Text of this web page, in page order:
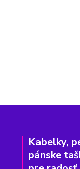
Kabelky,
pánske